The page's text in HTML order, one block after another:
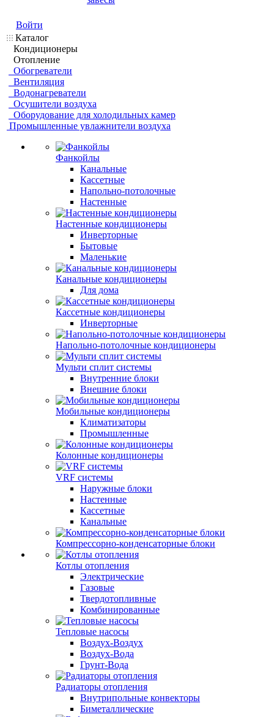
Войти
Каталог
Кондиционеры
Отопление
Обогреватели
Вентиляция
Водонагреватели
Осушители воздуха
Оборудование для холодильных камер
Промышленные увлажнители воздуха
Фанкойлы
Канальные
Кассетные
Напольно-потолочные
Настенные
Настенные кондиционеры
Инверторные
Бытовые
Маленькие
Канальные кондиционеры
Для дома
Кассетные кондиционеры
Инверторные
Напольно-потолочные кондиционеры
Мульти сплит системы
Внутренние блоки
Внешние блоки
Мобильные кондиционеры
Климатизаторы
Промышленные
Колонные кондиционеры
VRF системы
Наружные блоки
Настенные
Кассетные
Канальные
Компрессорно-конденсаторные блоки
Котлы отопления
Электрические
Газовые
Твердотопливные
Комбинированные
Тепловые насосы
Воздух-Воздух
Воздух-Вода
Грунт-Вода
Радиаторы отопления
Внутрипольные конвекторы
Биметаллические